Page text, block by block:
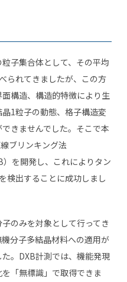
子集合体として、その平均
られてきましたが、この方
構造、構造的特徴により生
1粒子の動態、格子構造変
きませんでした。そこで本
ブリンキング法
を開発し、これによりタン
検出することに成功しまし
のみを対象として行ってき
分子多結晶材料への適用が
。DXB計測では、機能発現
「無標識」で取得できま